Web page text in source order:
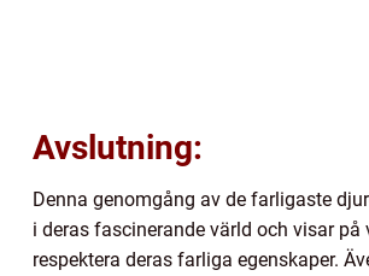
Avslutning:
Denna genomgång av de farligaste
i deras fascinerande värld och visar på
respektera deras farliga egenskaper.